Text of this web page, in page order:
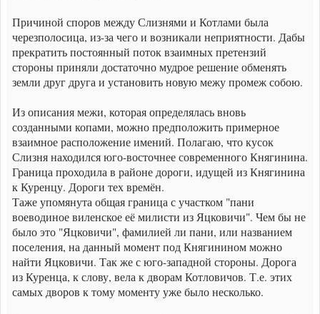
Причиной споров между Слизнями и Котлами была
черезполосица, из-за чего и возникали неприятности. Дабы
прекратить постоянный поток взаимных претензий
стороны приняли достаточно мудрое решение обменять
земли друг друга и установить новую межу промеж собою.
Из описания межи, которая определялась вновь
созданными копами, можно предположить примерное
взаимное расположение имений. Полагаю, что кусок
Слизня находился юго-восточнее современного Княгинина.
Граница проходила в районе дороги, идущей из Княгинина
к Куренцу. Дороги тех времён.
Таже упомянута общая граница с участком "пани
воеводиное виленское её милисти из Яцковичи". Чем бы не
было это "Яцковичи", фамилией ли пани, или названием
поселения, на данный момент под Княгинином можно
найти Яцковичи. Так же с юго-западной стороны. Дорога
из Куренца, к слову, вела к дворам Котловичов. Т.е. этих
самых дворов к тому моменту уже было несколько.